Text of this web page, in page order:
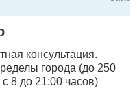
консультация.
города (до 250
8 до 21:00 часов)